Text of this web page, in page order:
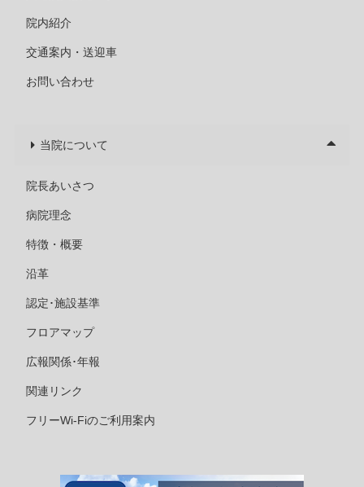
院内紹介
交通案内・送迎車
お問い合わせ
当院について
院長あいさつ
病院理念
特徴・概要
沿革
認定･施設基準
フロアマップ
広報関係･年報
関連リンク
フリーWi-Fiのご利用案内